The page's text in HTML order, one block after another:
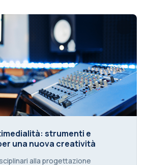
strumenti e applicazioni
strumenti e
una nuova creatività
text:
alla progettazione